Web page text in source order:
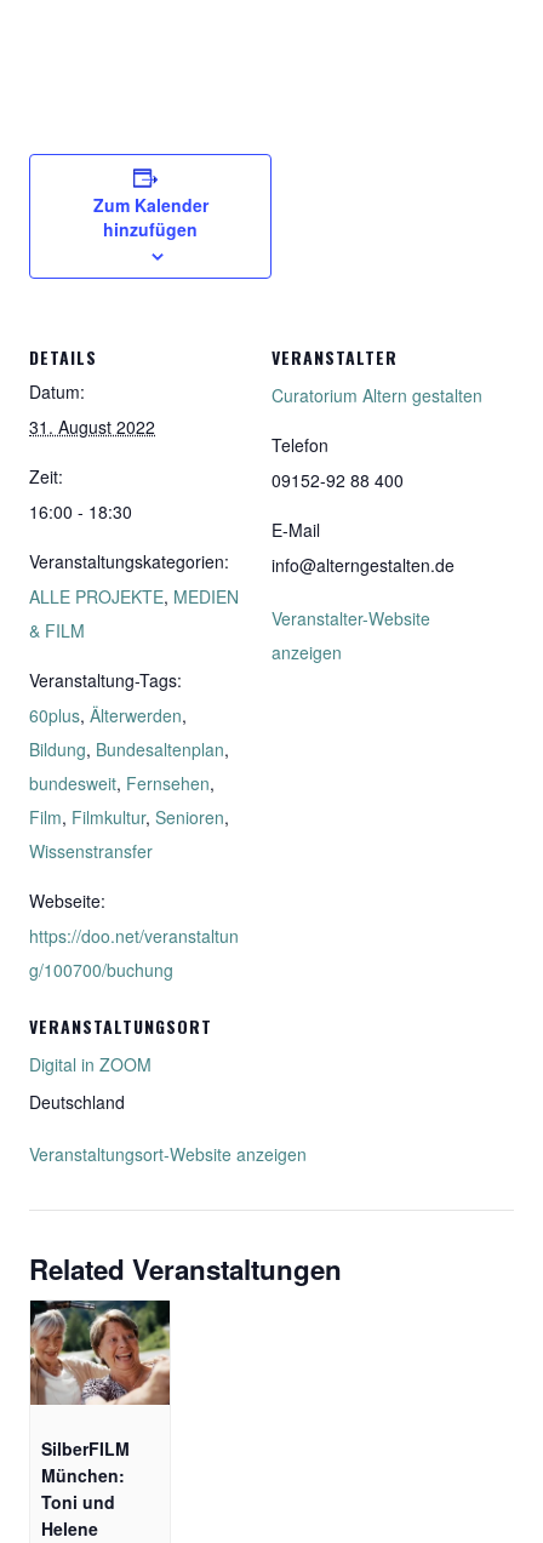
Zum Kalender
hinzufügen
DETAILS
Datum:
31. August 2022
Zeit:
16:00 - 18:30
Veranstaltungskategorien:
ALLE PROJEKTE, MEDIEN
& FILM
Veranstaltung-Tags:
60plus, Älterwerden,
Bildung, Bundesaltenplan,
bundesweit, Fernsehen,
Film, Filmkultur, Senioren,
Wissenstransfer
Webseite:
https://doo.net/veranstaltun
g/100700/buchung
VERANSTALTUNGSORT
Digital in ZOOM
Deutschland
Veranstaltungsort-Website anzeigen
VERANSTALTER
Curatorium Altern gestalten
Telefon
09152-92 88 400
E-Mail
info@alterngestalten.de
Veranstalter-Website
anzeigen
Related Veranstaltungen
SilberFILM
München:
Toni und
Helene